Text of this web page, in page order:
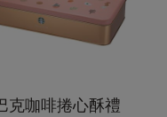
克咖啡捲心酥禮